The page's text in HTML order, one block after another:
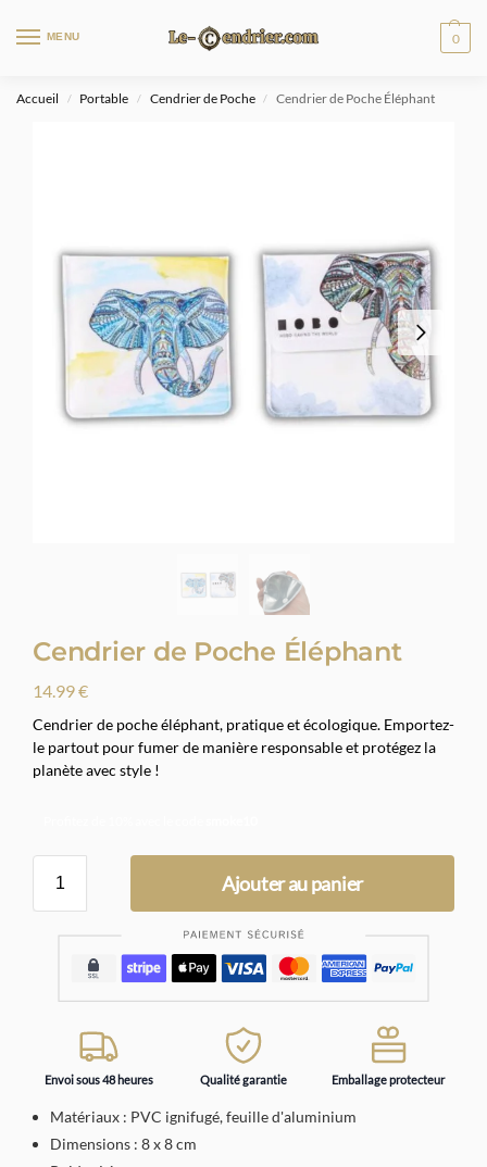
MENU 0
Accueil / Portable / Cendrier de Poche / Cendrier de Poche Éléphant
Cendrier de Poche Éléphant
14.99€
Cendrier de poche éléphant, pratique et écologique. Emportez-
le partout pour fumer de manière responsable et protégez la
planète avec style !
Ajouter au panier
Envoi sous 48 heures Qualité garantie Emballage protecteur
Matériaux : PVC ignifugé, feuille d'aluminium
Dimensions : 8 x 8 cm